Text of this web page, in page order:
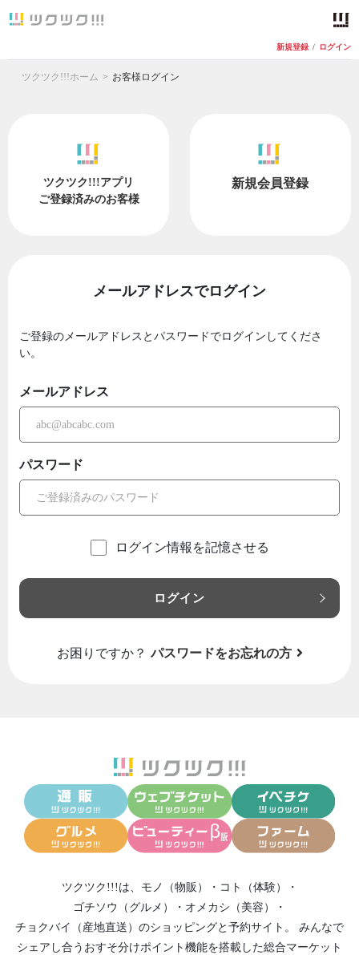
新規登録 / ログイン
ツクツク!!!ホーム お客様ログイン
ツクツク!!!アプリ
ご登録済みのお客様
新規会員登録
メールアドレスでログイン
ご登録のメールアドレスとパスワードでログインしてくださ
い。
メールアドレス
パスワード
ログイン情報を記憶させる
ログイン
お困りですか？ パスワードをお忘れの方
ツクツク!!!は、 モノ（物販） ・ コト（体験）
・
ゴチソウ（グルメ）
・ オメカシ（美容）
・
チョクバイ（産地直送） のショッピングと予約サイト。
みんなで
シェアし合う おすそ分けポイント機能を搭載した総合マーケット